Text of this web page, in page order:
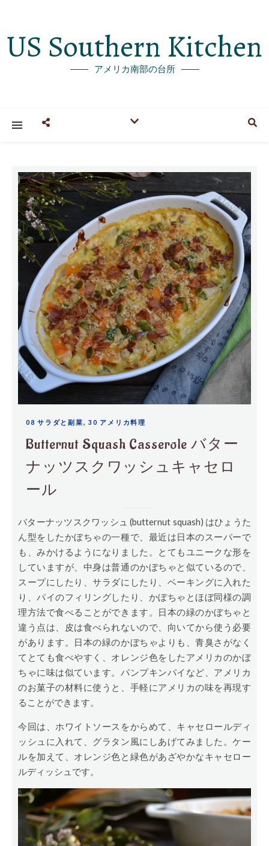
US Southern Kitchen
アメリカ南部の台所
08 サラダと副菜,30 アメリカ料理
Butternut Squash Casserole バター
ナッツスクワッシュキャセロ
ール
バターナッツスクワッシュ (butternut squash) はひょうた
ん型をしたかぼちゃの一種で、最近は日本のスーパーで
も、みかけるようになりました。とてもユニークな形を
していますが、中身は普通のかぼちゃと似ているので、
スープにしたり、サラダにしたり、ベーキングに入れた
り、パイのフィリングしたり、かぼちゃとほぼ同様の調
理方法で食べることができます。日本の緑のかぼちゃと
違う点は、皮は食べられないので、向いてから使う必要
があります。日本の緑のかぼちゃよりも、青臭さがなく
てとても食べやすく、オレンジ色をしたアメリカのかぼ
ちゃに味は似ています。パンプキンパイなど、アメリカ
のお菓子の材料に使うと、手軽にアメリカの味を再現す
ることができます。
今回は、ホワイトソースをからめて、キャセロールディ
ッシュに入れて、グラタン風にしあげてみました。ケー
ルを加えて、オレンジ色と緑色があざやかなキャセロー
ルディッシュです。